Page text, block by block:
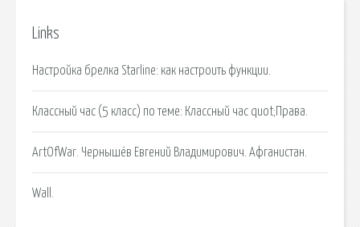
Links
Настройка брелка Starline: как настроить функции.
Классный час (5 класс) по теме: Классный час quot;Права.
ArtOfWar. Чернышёв Евгений Владимирович. Афганистан.
Wall.